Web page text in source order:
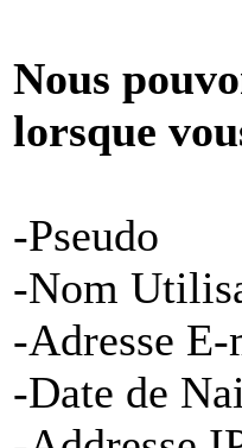
Nous
lorsque
-Pseudo
-Nom
-Adresse
-Date de